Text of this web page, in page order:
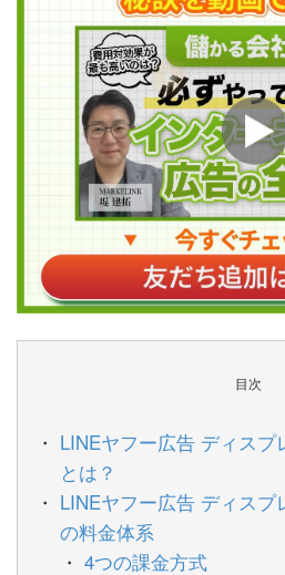
目次
LINEヤフー広告 ディスプ
とは？
LINEヤフー広告 ディスプ
の料金体系
4つの課金方式